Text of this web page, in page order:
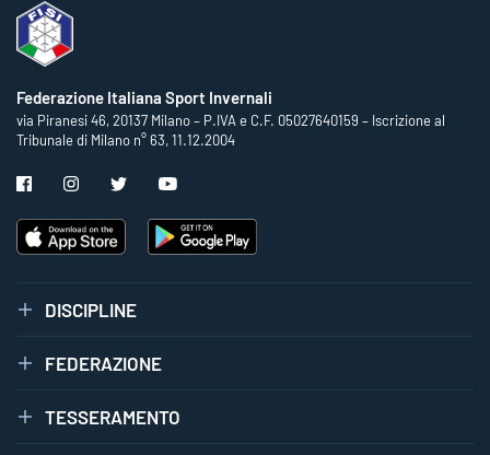
Federazione Italiana Sport Invernali
via Piranesi 46, 20137 Milano – P.IVA e C.F. 05027640159 – Iscrizione al
Tribunale di Milano n° 63, 11.12.2004
DISCIPLINE
FEDERAZIONE
TESSERAMENTO